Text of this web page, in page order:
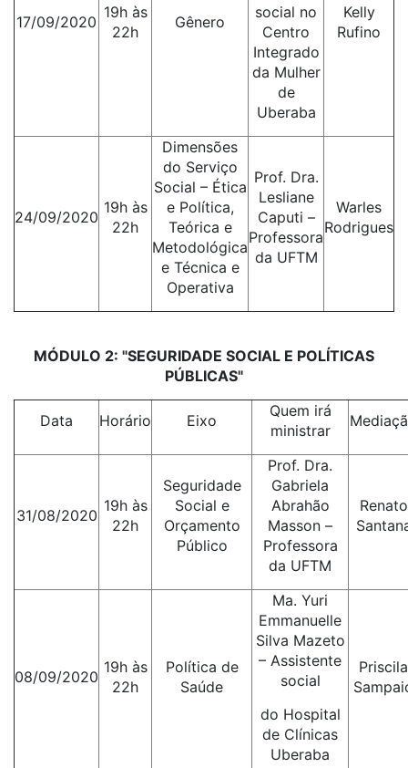
17/09/2020
19h às
22h
Gênero
social no
Centro
Integrado
da Mulher
de
Uberaba
Kelly
Rufino
24/09/2020
19h às
22h
Dimensões
do Serviço
Social – Ética
e Política,
Teórica e
Metodológica
e Técnica e
Operativa
Prof. Dra.
Lesliane
Caputi –
Professora
da UFTM
Warles
Rodrigues
MÓDULO 2: "SEGURIDADE SOCIAL E POLÍTICAS
PÚBLICAS"
Data Horário Eixo
Quem irá
ministrar
31/08/2020
19h às
22h
Seguridade
Social e
Orçamento
Público
Prof. Dra.
Gabriela
Abrahão
Masson –
Professora
da UFTM
Renato
08/09/2020
19h às
22h
Política de
Saúde
Ma. Yuri
Emmanuelle
Silva Mazeto
– Assistente
social
do Hospital
de Clínicas
Uberaba
Priscila